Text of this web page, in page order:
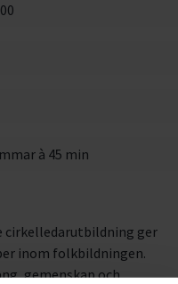
à 45 min
cirkelledarutbildning ger
inom folkbildningen.
gemenskap och